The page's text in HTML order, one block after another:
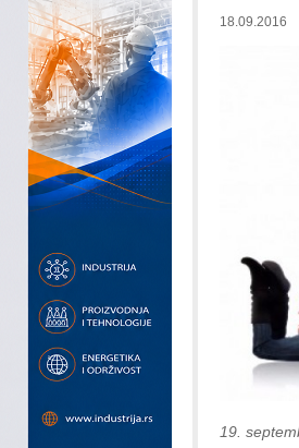
18.09.2016
19.